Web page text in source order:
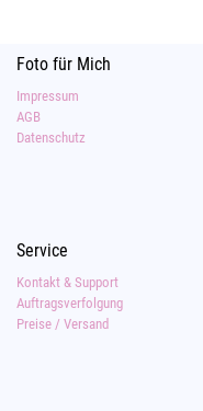
Foto für Mich
Impressum
AGB
Datenschutz
Service
Kontakt & Support
Auftragsverfolgung
Preise / Versand